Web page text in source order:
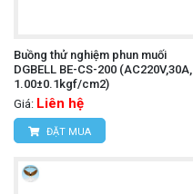
Buồng thử nghiệm phun muối
DGBELL BE-CS-200 (AC220V,30A,
1.00±0.1kgf/cm2)
Giá: Liên hệ
ĐẶT MUA